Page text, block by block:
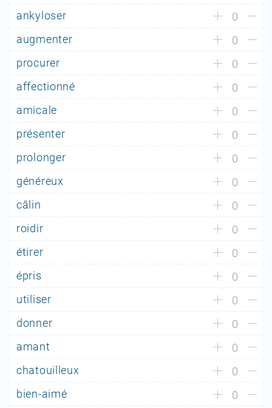
ankyloser
0
augmenter
0
procurer
0
affectionné
0
amicale
0
présenter
0
prolonger
0
généreux
0
câlin
0
roidir
0
étirer
0
épris
0
utiliser
0
donner
0
amant
0
chatouilleux
0
bien-aimé
0